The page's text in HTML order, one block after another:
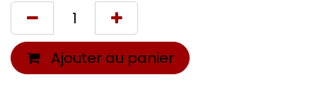
Ajouter au panier